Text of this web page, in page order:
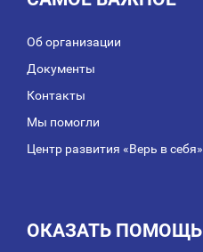
Об организации
Документы
Контакты
Мы помогли
Центр развития «Верь в себя»
ОКАЗАТЬ ПОМОЩЬ